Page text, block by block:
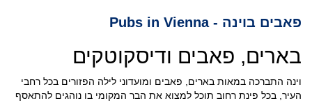
פאבים בוינה - Pubs in Vienna
בארים, פאבים ודיסקוטקים
וינה התברכה במאות בארים, פאבים ומועדוני לילה הפזורים בכל רחבי
העיר, בכל פינת רחוב תוכל למצוא את הבר המקומי בו נוהגים להתאסף